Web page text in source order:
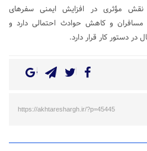
مؤثری در افزایش ایمنی سفرهای
و کاهش حوادث احتمالی دارد و
در دستور کار قرار دارد.
https://akhtareshargh.ir/?p=45445